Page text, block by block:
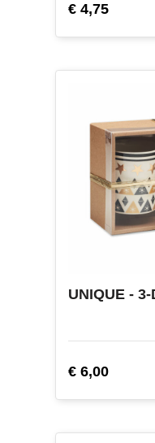
€ 4,75
UNIQUE -
€ 6,00